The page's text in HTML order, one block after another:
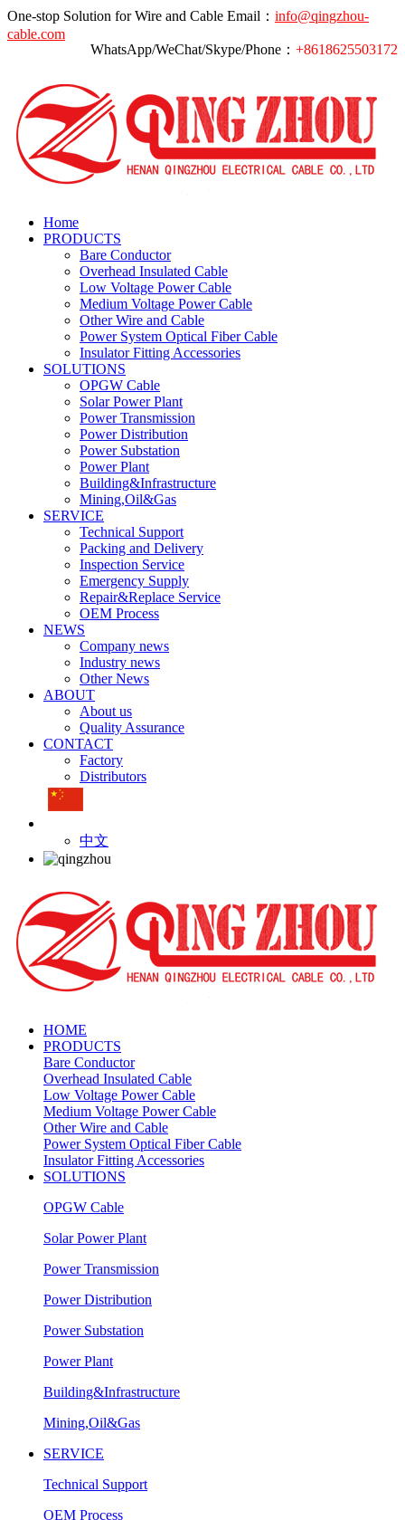
One-stop Solution for Wire and Cable Email： info@qingzhou-
cable.com
WhatsApp/WeChat/Skype/Phone： +8618625503172
Home
PRODUCTS
Bare Conductor
Overhead Insulated Cable
Low Voltage Power Cable
Medium Voltage Power Cable
Other Wire and Cable
Power System Optical Fiber Cable
Insulator Fitting Accessories
SOLUTIONS
OPGW Cable
Solar Power Plant
Power Transmission
Power Distribution
Power Substation
Power Plant
Building&Infrastructure
Mining,Oil&Gas
SERVICE
Technical Support
Packing and Delivery
Inspection Service
Emergency Supply
Repair&Replace Service
OEM Process
NEWS
Company news
Industry news
Other News
ABOUT
About us
Quality Assurance
CONTACT
Factory
Distributors
中文
HOME
PRODUCTS
Bare Conductor
Overhead Insulated Cable
Low Voltage Power Cable
Medium Voltage Power Cable
Other Wire and Cable
Power System Optical Fiber Cable
Insulator Fitting Accessories
SOLUTIONS
OPGW Cable
Solar Power Plant
Power Transmission
Power Distribution
Power Substation
Power Plant
Building&Infrastructure
Mining,Oil&Gas
SERVICE
Technical Support
OEM Process